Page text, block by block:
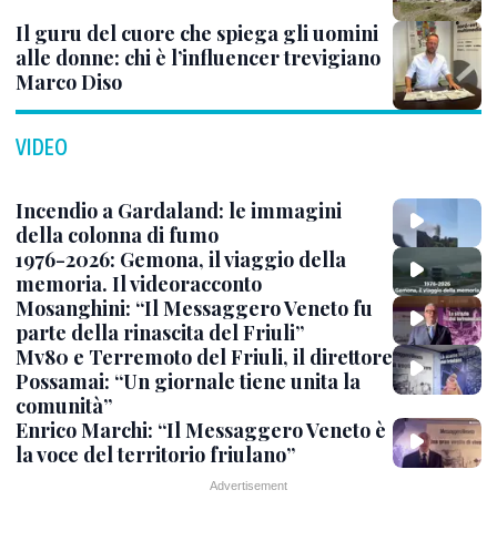
Il guru del cuore che spiega gli uomini
alle donne: chi è l’influencer trevigiano
Marco Diso
VIDEO
Incendio a Gardaland: le immagini
della colonna di fumo
1976-2026: Gemona, il viaggio della
memoria. Il videoracconto
Mosanghini: “Il Messaggero Veneto fu
parte della rinascita del Friuli”
Mv80 e Terremoto del Friuli, il direttore
Possamai: “Un giornale tiene unita la
comunità”
Enrico Marchi: “Il Messaggero Veneto è
la voce del territorio friulano”